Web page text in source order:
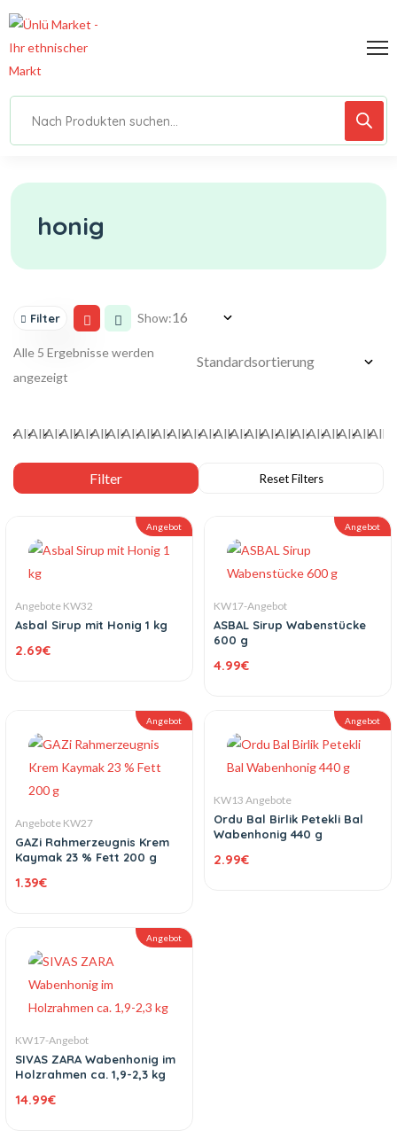
honig
Filter Show:
Alle 5 Ergebnisse werden
angezeigt
Angebot
Angebote KW32
Asbal Sirup mit Honig 1 kg
2.69€
Angebot
KW17-Angebot
ASBAL Sirup Wabenstücke
600 g
4.99€
Angebot
Angebote KW27
GAZi Rahmerzeugnis Krem
Kaymak 23 % Fett 200 g
1.39€
Angebot
KW13 Angebote
Ordu Bal Birlik Petekli Bal
Wabenhonig 440 g
2.99€
Angebot
KW17-Angebot
SIVAS ZARA Wabenhonig im
Holzrahmen ca. 1,9-2,3 kg
14.99€